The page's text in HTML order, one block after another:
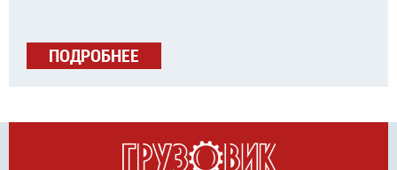
ПОДРОБНЕЕ